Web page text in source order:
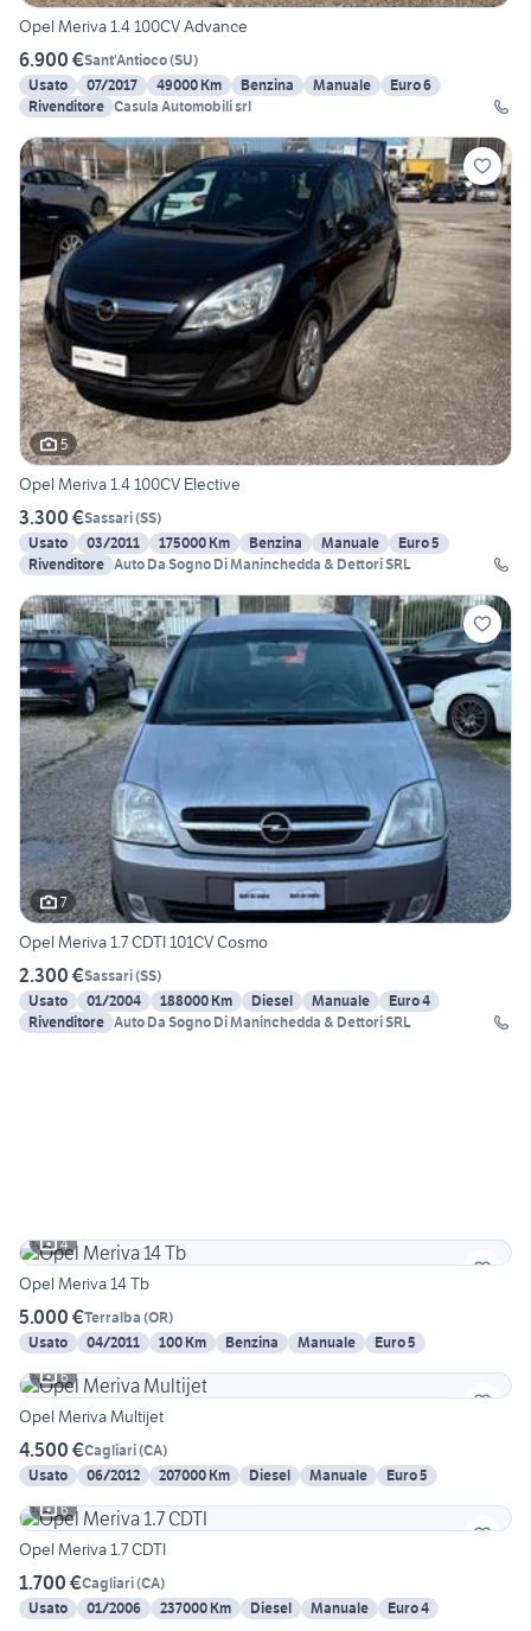
Opel Meriva 1.4 100CV Advance
6.900 €Sant'Antioco(SU)
Usato
07/2017 49000 Km Benzina Manuale
Euro 6
Rivenditore Casula Automobili srl
5
Opel Meriva 1.4 100CV Elective
3.300 €Sassari(SS)
Usato
03/2011 175000 Km Benzina Manuale
Euro 5
Rivenditore Auto Da Sogno Di Maninchedda & Dettori SRL
7
Opel Meriva 1.7 CDTI 101CV Cosmo
2.300 €Sassari(SS)
Usato
01/2004 188000 Km Diesel Manuale
Euro 4
Rivenditore Auto Da Sogno Di Maninchedda & Dettori SRL
4
Opel Meriva 14 Tb
5.000 €Terralba (OR)
Usato
04/2011 100 Km Benzina Manuale
Euro 5
6
Opel Meriva Multijet
4.500 €Cagliari(CA)
Usato
06/2012 207000 Km Diesel Manuale
Euro 5
6
Opel Meriva 1.7 CDTI
1.700 €Cagliari(CA)
Usato
01/2006 237000 Km Diesel Manuale Euro 4